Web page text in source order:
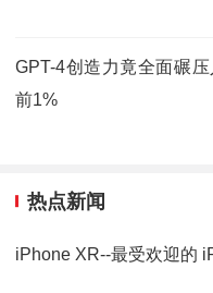
GPT-4创造力竟全面碾
前1%
热点新闻
iPhone XR--最受欢迎的